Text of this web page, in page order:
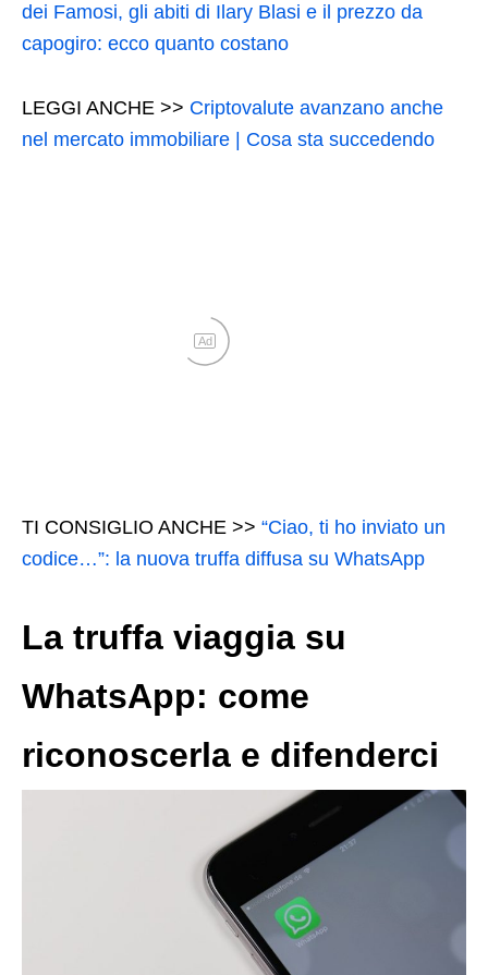
dei Famosi, gli abiti di Ilary Blasi e il prezzo da
capogiro: ecco quanto costano
LEGGI ANCHE >> Criptovalute avanzano anche
nel mercato immobiliare | Cosa sta succedendo
Ad
TI CONSIGLIO ANCHE >> “Ciao, ti ho inviato un
codice…”: la nuova truffa diffusa su WhatsApp
La truffa viaggia su
WhatsApp: come
riconoscerla e difenderci